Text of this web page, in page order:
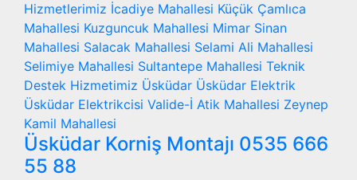
Hizmetlerimiz İcadiye Mahallesi Küçük Çamlıca
Mahallesi Kuzguncuk Mahallesi Mimar Sinan
Mahallesi Salacak Mahallesi Selami Ali Mahallesi
Selimiye Mahallesi Sultantepe Mahallesi Teknik
Destek Hizmetimiz Üsküdar Üsküdar Elektrik
Üsküdar Elektrikcisi Valide-İ Atik Mahallesi Zeynep
Kamil Mahallesi
Üsküdar Korniş Montajı 0535 666
55 88